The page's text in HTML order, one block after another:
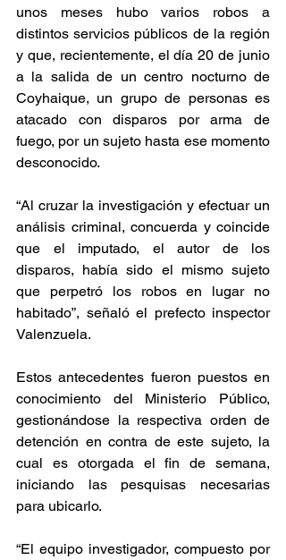
unos meses hubo varios robos a
distintos servicios públicos de la región
y que, recientemente, el día 20 de junio
a la salida de un centro nocturno de
Coyhaique, un grupo de personas es
atacado con disparos por arma de
fuego, por un sujeto hasta ese momento
desconocido.
“Al cruzar la investigación y efectuar un
análisis criminal, concuerda y coincide
que el imputado, el autor de los
disparos, había sido el mismo sujeto
que perpetró los robos en lugar no
habitado”, señaló el prefecto inspector
Valenzuela.
Estos antecedentes fueron puestos en
conocimiento del Ministerio Público,
gestionándose la respectiva orden de
detención en contra de este sujeto, la
cual es otorgada el fin de semana,
iniciando las pesquisas necesarias
para ubicarlo.
“El equipo investigador, compuesto por